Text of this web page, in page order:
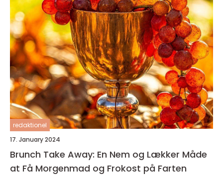
redaktionel
17. January 2024
Brunch Take Away: En Nem og Lækker Måde
at Få Morgenmad og Frokost på Farten